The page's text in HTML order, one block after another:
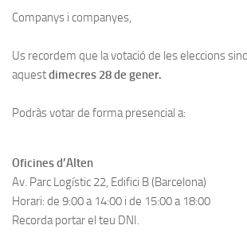
Companys i companyes,
Us recordem que la votació de les eleccions
aquestdimecres 28 de gener.
Podràs votar de forma presencial a:
Oficines d’Alten
Av. Parc Logístic 22, Edifici B (Barcelona)
Horari: de 9:00 a 14:00 i de 15:00 a 18:00
Recorda portar el teu DNI.